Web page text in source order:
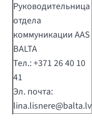
Руководительница
отдела
коммуникации AAS
BALTA
Тел.: +371 26 40 10
41
Эл. почта:
lina.lisnere@balta.lv